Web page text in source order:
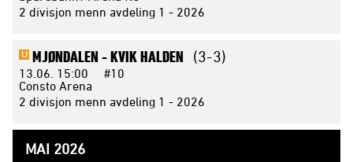
2 divisjon menn avdeling 1 - 2026
U MJØNDALEN -KVIK HALDEN (3-3)
13.06. 15:00
#10
Consto Arena
2 divisjon menn avdeling 1 - 2026
MAI 2026